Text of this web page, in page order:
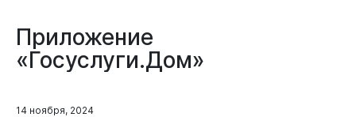
Приложение
«Госуслуги.Дом»
14 ноября, 2024